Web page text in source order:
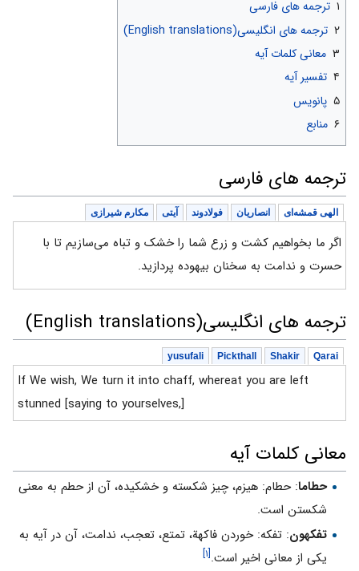
۱ ترجمه های فارسی
۲ ترجمه های انگلیسی(English translations)
۳ معانی کلمات آیه
۴ تفسیر آیه
۵ پانویس
۶ منابع
ترجمه های فارسی
الهی قمشه‌ای انصاریان فولادوند آیتی مکارم شیرازی
اگر ما بخواهیم کشت و زرع شما را خشک و تباه می‌سازیم تا با
حسرت و ندامت به سخنان بیهوده پردازید.
ترجمه های انگلیسی(English translations)
Qarai
Shakir
Pickthall
yusufali
If We wish, We turn it into chaff, whereat you are left
stunned [saying to yourselves,]
معانی کلمات آیه
حطاما: حطام: هيزم، چيز شكسته و خشكيده، آن از حطم به معنى
شكستن است.
تفكهون: تفكه: خوردن فاكهة، تمتع، تعجب، ندامت، آن در آيه به
يكى از معانى اخير است.[۱]